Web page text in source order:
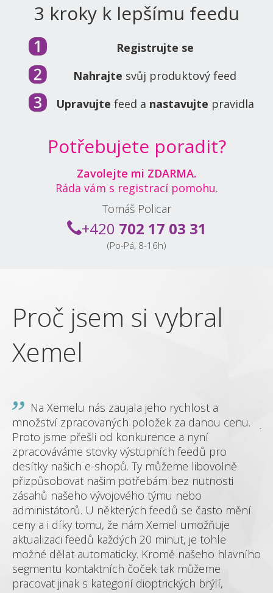
3 kroky k lepšímu feedu
Registrujte se
Nahrajte svůj produktový feed
Upravujte feed a nastavujte pravidla
Potřebujete poradit?
Zavolejte mi ZDARMA.
Ráda vám s registrací pomohu.
Tomáš Policar
+420 702 17 03 31
(Po-Pá, 8-16h)
Proč jsem si vybral
Xemel
Na Xemelu nás zaujala jeho rychlost a
množství zpracovaných položek za danou cenu.
Proto jsme přešli od konkurence a nyní
zpracováváme stovky výstupních feedů pro
desítky našich e-shopů. Ty můžeme libovolně
přizpůsobovat našim potřebám bez nutnosti
zásahů našeho vývojového týmu nebo
administátorů. U některých feedů se často mění
ceny a i díky tomu, že nám Xemel umožňuje
aktualizaci feedů každých 20 minut, je tohle
možné dělat automaticky. Kromě našeho hlavního
segmentu kontaktních čoček tak můžeme
pracovat jinak s kategorií dioptrických brýlí,